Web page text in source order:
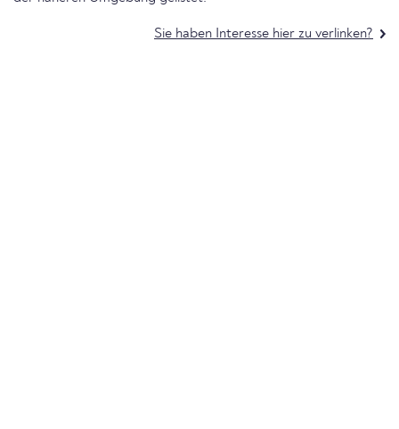
Sie haben Interesse hier zu verlinken?